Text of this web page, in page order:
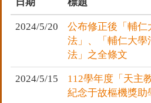
2024/5/20
公布修正後「輔
法」、「輔仁大
法」之全條文
2024/5/15
112學年度「天主
紀念于故樞機獎助